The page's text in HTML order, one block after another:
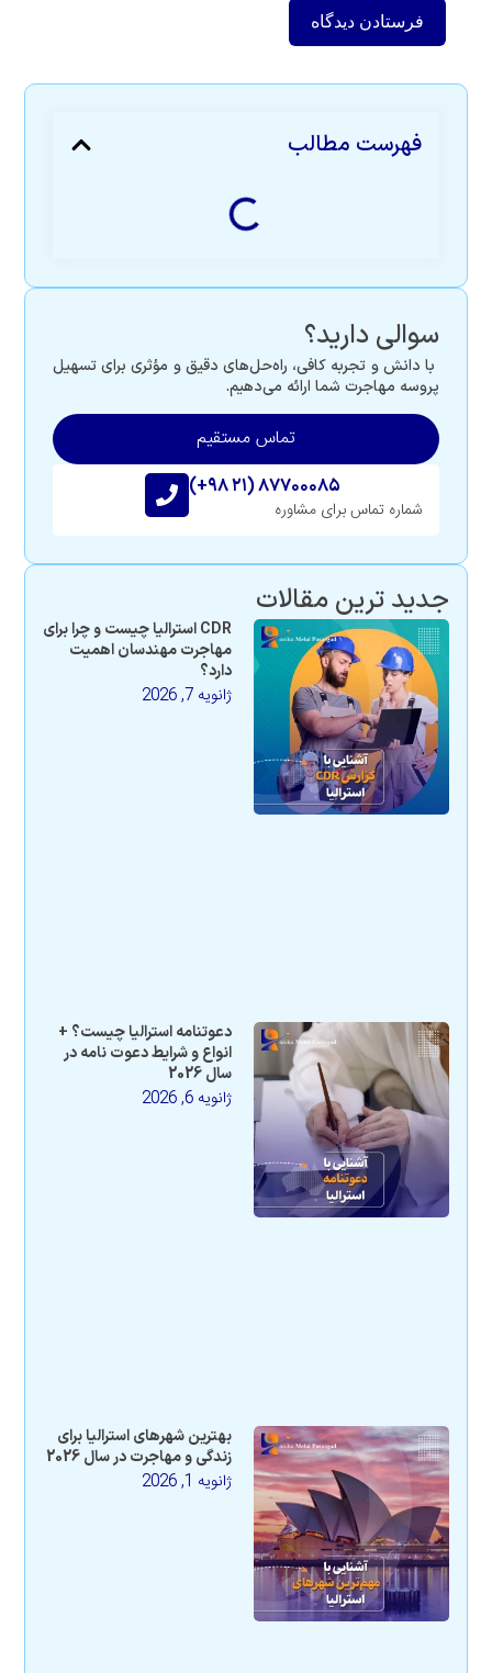
فهرست مطالب
سوالی دارید؟
با دانش و تجربه کافی، راه‌حل‌های دقیق و مؤثری برای تسهیل
پروسه مهاجرت شما ارائه می‌دهیم.
تماس مستقیم
(+۹۸ ۲۱) ۸۷۷۰۰۰۸۵
شماره تماس برای مشاوره
جدید ترین مقالات
CDR استرالیا چیست و چرا برای
مهاجرت مهندسان اهمیت
دارد؟
ژانویه 7, 2026
دعوتنامه استرالیا چیست؟ +
انواع و شرایط دعوت نامه در
سال 2026
ژانویه 6, 2026
بهترین شهرهای استرالیا برای
زندگی و مهاجرت در سال 2026
ژانویه 1, 2026